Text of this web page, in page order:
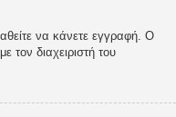
να κάνετε εγγραφή. Ο
τον διαχειριστή του